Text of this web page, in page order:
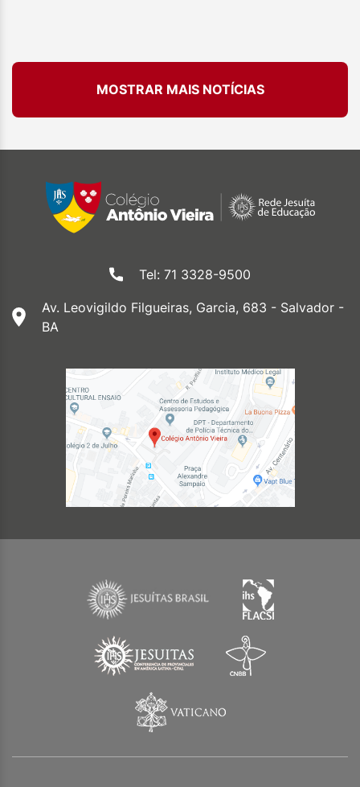
MOSTRAR MAIS NOTÍCIAS
Tel: 71 3328-9500
Av. Leovigildo Filgueiras, Garcia, 683 - Salvador -
BA